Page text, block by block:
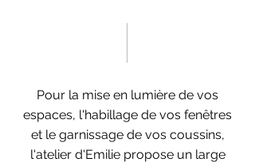
Pour la mise en lumière de vos
espaces, l'habillage de vos fenêtres
et le garnissage de vos coussins,
l'atelier d'Emilie propose un large